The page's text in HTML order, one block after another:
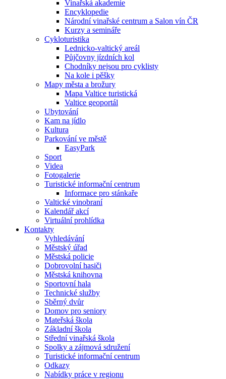
Vinařská akademie
Encyklopedie
Národní vinařské centrum a Salon vín ČR
Kurzy a semináře
Cykloturistika
Lednicko-valtický areál
Půjčovny jízdních kol
Chodníky nejsou pro cyklisty
Na kole i pěšky
Mapy města a brožury
Mapa Valtice turistická
Valtice geoportál
Ubytování
Kam na jídlo
Kultura
Parkování ve městě
EasyPark
Sport
Videa
Fotogalerie
Turistické informační centrum
Informace pro stánkaře
Valtické vinobraní
Kalendář akcí
Virtuální prohlídka
Kontakty
Vyhledávání
Městský úřad
Městská policie
Dobrovolní hasiči
Městská knihovna
Sportovní hala
Technické služby
Sběrný dvůr
Domov pro seniory
Mateřská škola
Základní škola
Střední vinařská škola
Spolky a zájmová sdružení
Turistické informační centrum
Odkazy
Nabídky práce v regionu